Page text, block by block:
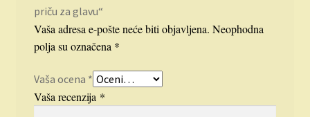
priču za glavu“
Vaša adresa e-pošte neće biti objavljena. Neophodna
polja su označena *
Vaša ocena *
Vaša recenzija *